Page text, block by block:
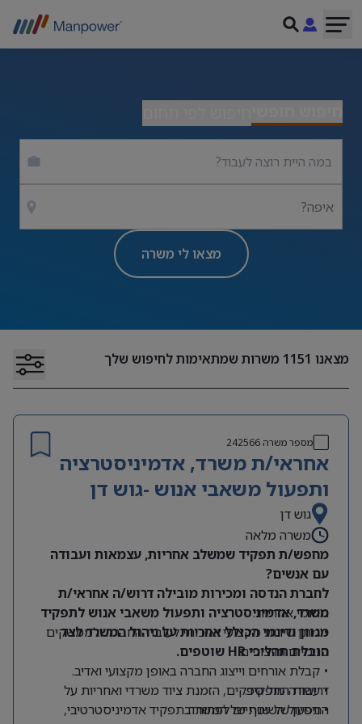
איפה?
מצאו לי משרה
מצאנו 1151 משרות שמתאימות לחיפוש שלך
מספר משרה242566
אחראי/ת משרד, אדמיניסטרציה
ותפעול משאבי אנוש -גוש דן
גוש דן
משרה מלאה
מחפש/ת תפקיד שמשלב אחריות, עצמאות ועבודה
עם אנשים?
לחברת הנדסה ומכירות מובילה דרוש/ה אחראי/ת
משרד, אדמיניסטרציה ותפעול משאבי אנוש לתפקיד
מגוון ודינמי הכולל אחריות על ניהול המשרד לצד
הובלת תהליכי HR שוטפים.
תחומי אחריות:
• מתן שירות מקצועי ואיכותי לעובדי החברה ולממשקים
פנימיים וחיצוניים.
• קבלת אורחים וייצוג החברה באופן מקצועי ואדיב.
• עבודה מול ספקים, הזמנת ציוד משרדי ואחריות על
התפעול השוטף של המשרד.
דרישות התפקיד:
• ניסיון של שנתיים לפחות בתפקיד אדמיניסטרטיבי,